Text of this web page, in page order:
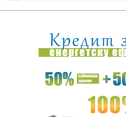
22:48:NUNS: Jul – talas
22:46:TRAGEDIJA: Bivši
smrtonosne nesre...
Odbojkašice Srbije